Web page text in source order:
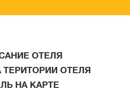
ОТЕЛЯ
ТЕРИТОРИИ ОТЕЛЯ
НА КАРТЕ